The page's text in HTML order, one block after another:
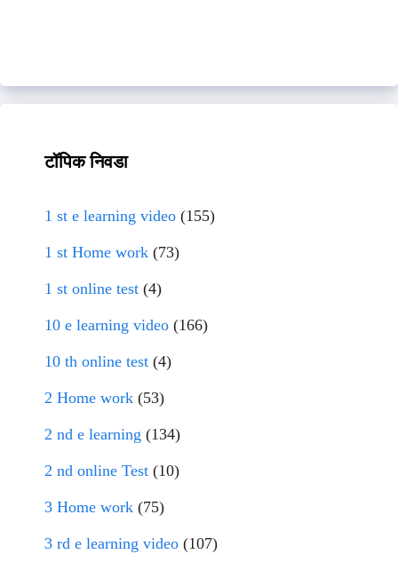
टॉपिक निवडा
1 st e learning video (155)
1 st Home work (73)
1 st online test (4)
10 e learning video (166)
10 th online test (4)
2 Home work (53)
2 nd e learning (134)
2 nd online Test (10)
3 Home work (75)
3 rd e learning video (107)